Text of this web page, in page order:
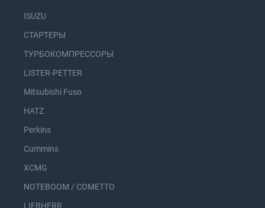
ISUZU
СТАРТЕРЫ
ТУРБОКОМПРЕССОРЫ
LISTER-PETTER
Mitsubishi Fuso
HATZ
Perkins
Cummins
XCMG
NOTEBOOM / COMETTO
LIEBHERR